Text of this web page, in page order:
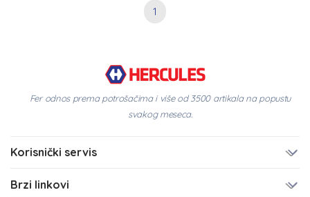
1
Fer odnos prema potrošačima i više od 3500 artikala na popustu
svakog meseca.
Korisnički servis
Brzi linkovi